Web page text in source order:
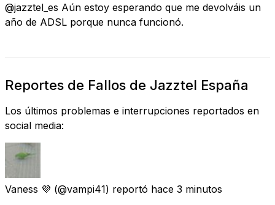
@jazztel_es Aún estoy esperando que me devolváis un
año de ADSL porque nunca funcionó.
Reportes de Fallos de Jazztel España
Los últimos problemas e interrupciones reportados en
social media:
Vaness 💜 (@vampi41) reportó hace 3 minutos